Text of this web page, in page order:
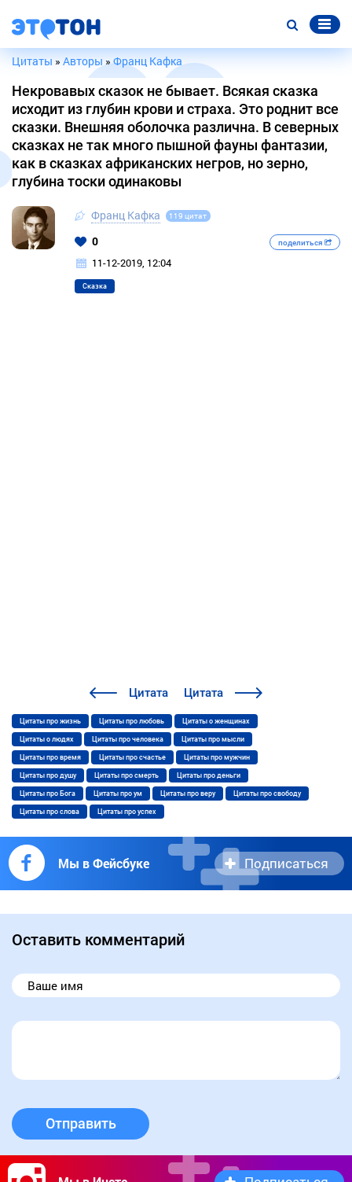
Цитаты » Авторы »Франц Кафка
Некровавых сказок не бывает. Всякая сказка
исходит из глубин крови и страха. Это роднит все
сказки. Внешняя оболочка различна. В северных
сказках не так много пышной фауны фантазии,
как в сказках африканских негров, но зерно,
глубина тоски одинаковы
Франц Кафка 119 цитат
0 поделиться
11-12-2019, 12:04
Сказка
Цитата Цитата
Цитаты про жизнь Цитаты про любовь Цитаты о женщинах
Цитаты о людях Цитаты про человека Цитаты про мысли
Цитаты про время Цитаты про счастье Цитаты про мужчин
Цитаты про душу Цитаты про смерть Цитаты про деньги
Цитаты про Бога Цитаты про ум Цитаты про веру Цитаты про свободу
Цитаты про слова Цитаты про успех
Мы в Фейсбуке Подписаться
Оставить комментарий
Отправить